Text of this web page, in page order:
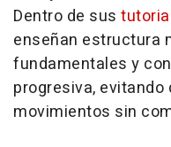
Dentro de sus
enseñan estructura
fundamentales y
progresiva,
movimientos sin